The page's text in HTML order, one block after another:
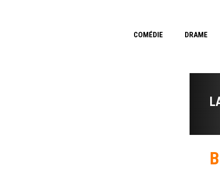
COMÉDIE DRAME